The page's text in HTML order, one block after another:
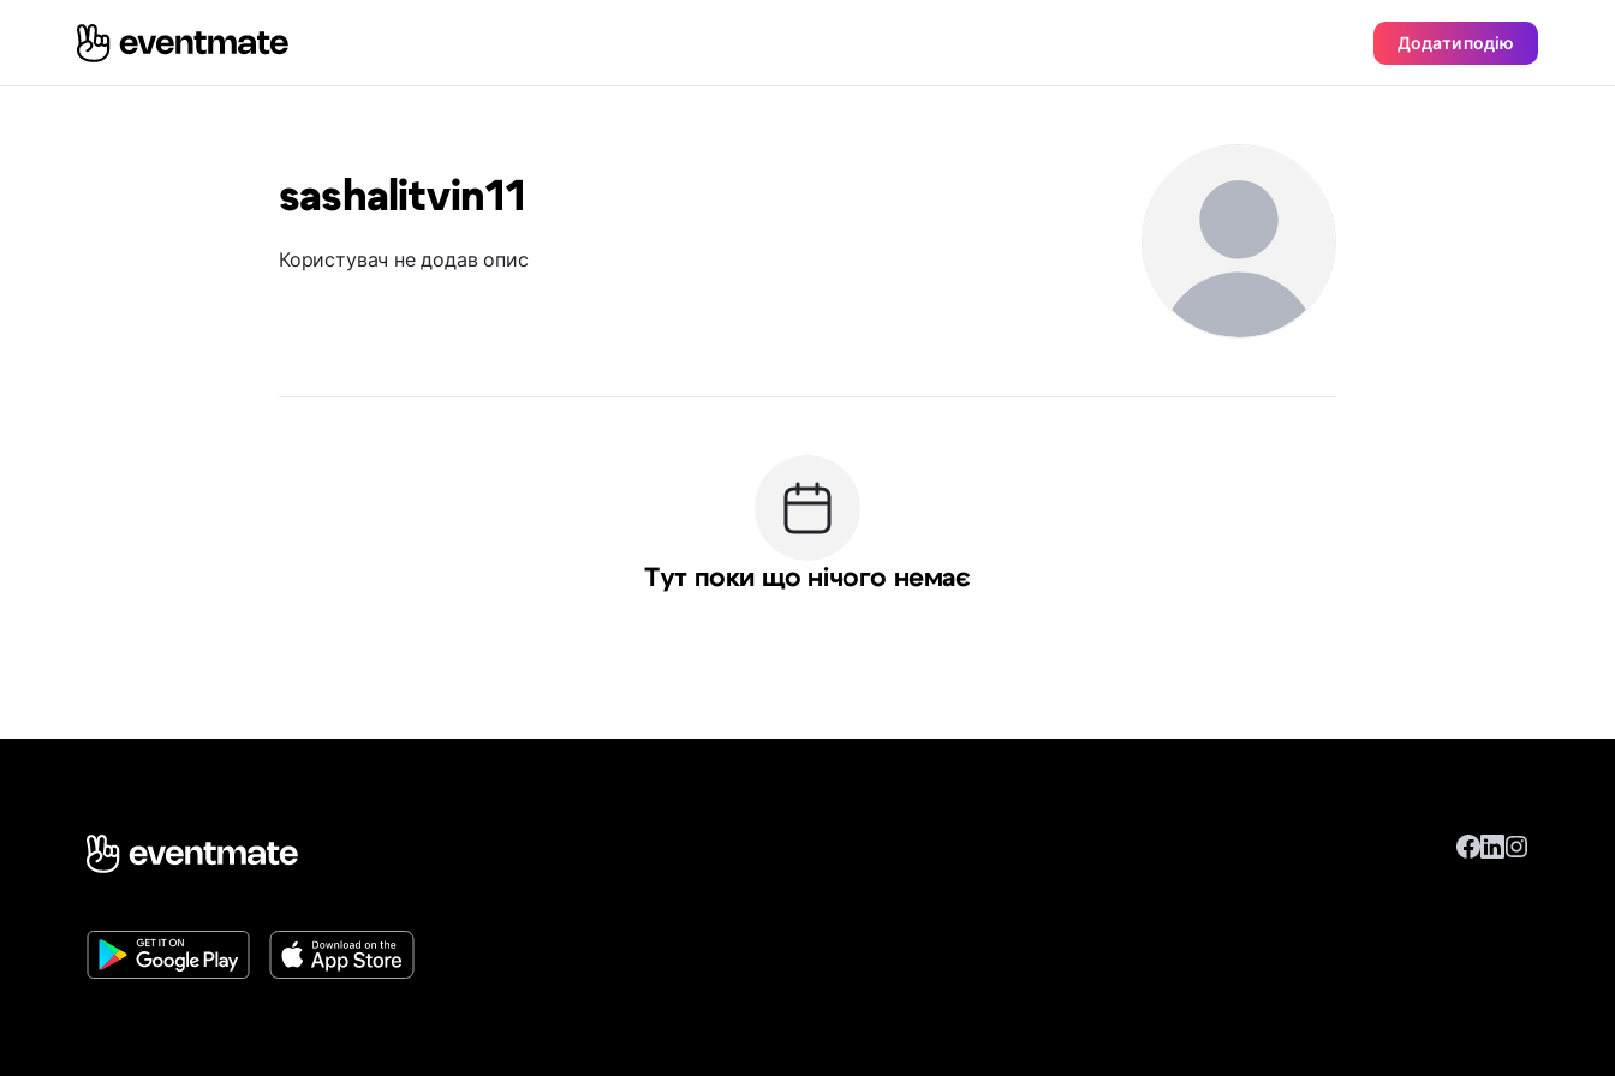
Додати подію
sashalitvin11
Користувач не додав опис
Тут поки що нічого немає